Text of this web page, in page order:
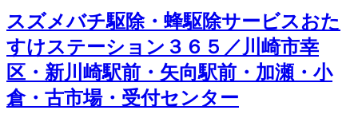
スズメバチ駆除・蜂駆除サービスおた
すけステーション３６５／川崎市幸
区・新川崎駅前・矢向駅前・加瀬・小
倉・古市場・受付センター